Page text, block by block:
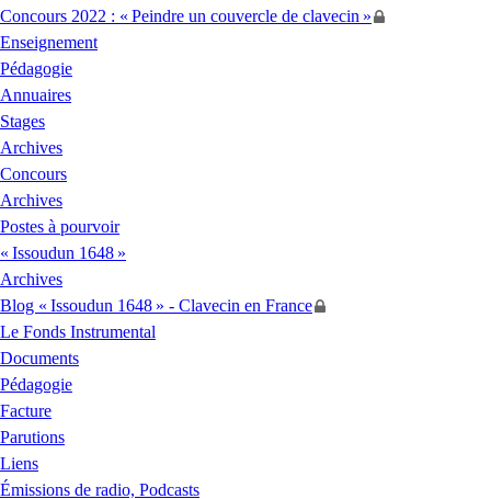
Concours 2022 : « Peindre un couvercle de clavecin »
Enseignement
Pédagogie
Annuaires
Stages
Archives
Concours
Archives
Postes à pourvoir
« Issoudun 1648 »
Archives
Blog « Issoudun 1648 » - Clavecin en France
Le Fonds Instrumental
Documents
Pédagogie
Facture
Parutions
Liens
Émissions de radio, Podcasts